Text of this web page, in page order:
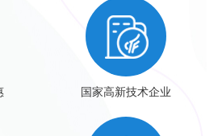
国家高新技术企业